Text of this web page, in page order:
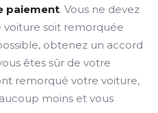
paiement. Vous ne devez
voiture soit remorquée
obtenez un accord
êtes sûr de votre
remorqué votre voiture,
moins et vous